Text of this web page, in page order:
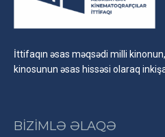
İttifaqın əsas məqsədi milli
kinosunun əsas hissəsi olaraq
BİZİMLƏ ƏLAQƏ